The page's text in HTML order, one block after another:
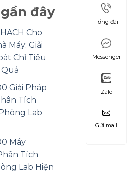
đây
Cho
Máy: Giải
Chỉ Tiêu
Giải Pháp
Tích
Lab
Máy
Tích
Lab Hiện
Tổng đài
Messenger
Zalo
Gửi mail